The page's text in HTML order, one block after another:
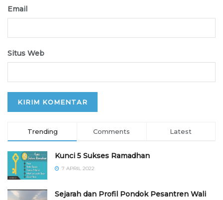
Email
Situs Web
Trending Comments Latest
Kunci 5 Sukses Ramadhan
7 APRIL 2022
Sejarah dan Profil Pondok Pesantren Wali